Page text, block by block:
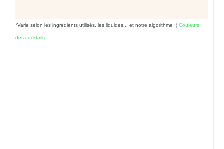
*Varie selon les ingrédients utilisés, les liquides... et notre algorithme ;) Couleurs
des cocktails